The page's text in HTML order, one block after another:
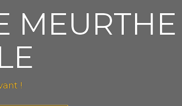
!